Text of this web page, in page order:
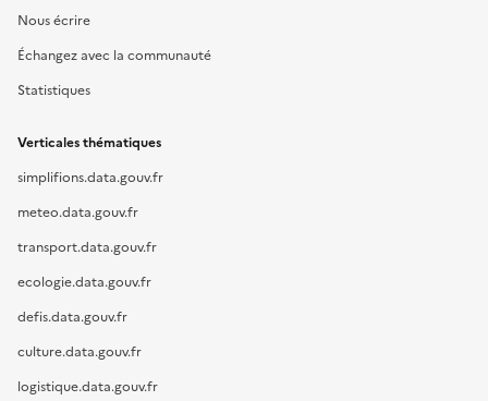
Nous écrire
Échangez avec la communauté
Statistiques
Verticales thématiques
simplifions.data.gouv.fr
meteo.data.gouv.fr
transport.data.gouv.fr
ecologie.data.gouv.fr
defis.data.gouv.fr
culture.data.gouv.fr
logistique.data.gouv.fr